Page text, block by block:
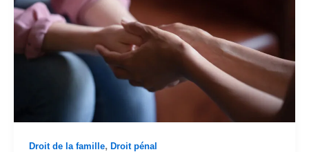
Droit de la famille, Droit pénal